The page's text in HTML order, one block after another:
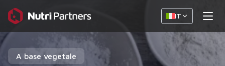
IT
A base vegetale